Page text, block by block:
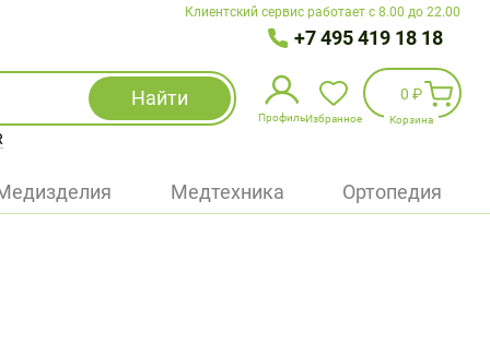
Клиентский сервис работает с 8.00 до 22.00
+7 495 419 18 18
Найти
Профиль
Избранное
Войти
Избранное
0 ₽
Корзина
Медтехника Ортопедия